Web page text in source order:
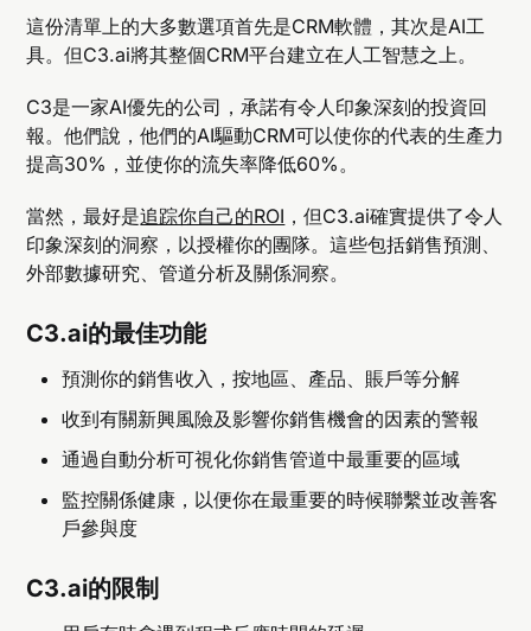
這份清單上的大多數選項首先是CRM軟體，其次是AI工
具。但C3.ai將其整個CRM平台建立在人工智慧之上。
C3是一家AI優先的公司，承諾有令人印象深刻的投資回
報。他們說，他們的AI驅動CRM可以使你的代表的生產力
提高30%，並使你的流失率降低60%。
當然，最好是追踪你自己的ROI ，但C3.ai確實提供了令人
印象深刻的洞察，以授權你的團隊。這些包括銷售預測、
外部數據研究、管道分析及關係洞察。
C3.ai的最佳功能
預測你的銷售收入，按地區、產品、賬戶等分解
收到有關新興風險及影響你銷售機會的因素的警報
通過自動分析可視化你銷售管道中最重要的區域
監控關係健康，以便你在最重要的時候聯繫並改善客
戶參與度
C3.ai的限制